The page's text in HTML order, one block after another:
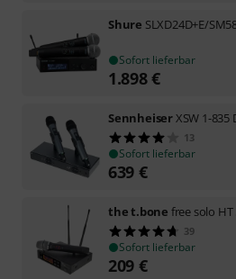
Shure SLXD24D+E/
Sofort lieferbar
1.898€
SennheiserXSW 1-835
13
Sofort lieferbar
639 €
the t.bone free solo
39
Sofort lieferbar
209 €